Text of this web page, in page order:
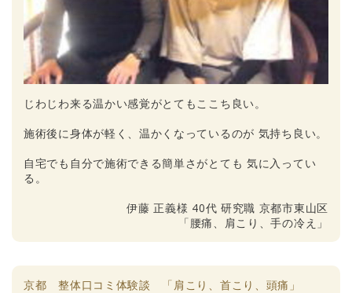
じわじわ来る温かい感覚がとてもここち良い。
施術後に身体が軽く、温かくなっているのが 気持ち良い。
自宅でも自分で施術できる簡単さがとても 気に入ってい
る。
伊藤 正義様 40代 研究職 京都市東山区
「腰痛、肩こり、手の冷え」
京都 整体口コミ体験談 「肩こり、首こり、頭痛」